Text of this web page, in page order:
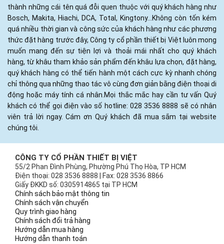
thành những cái tên quá đỗi quen thuộc với quý khách hàng như
Bosch, Makita, Hiachi, DCA, Total, Kingtony...Không còn tốn kém
quá nhiều thời gian và công sức của khách hàng như các phương
thức đặt hàng trước đây, Công ty cổ phần thiết bị Việt luôn mong
muốn mang đến sự tiện lợi và thoải mái nhất cho quý khách
hàng, từ khâu tham khảo sản phẩm đến khâu lựa chọn, đặt hàng,
quý khách hàng có thể tiến hành một cách cực kỳ nhanh chóng
chỉ thông qua những thao tác vô cùng đơn giản bằng điện thoại di
động hoặc máy tính cá nhân.Mọi thắc mắc hay cần tư vấn Quý
khách có thể gọi điện vào số hotline: 028 3536 8888 sẽ có nhân
viên trả lời ngay. Cám ơn Quý khách đã mua sắm tại website
chúng tôi.
CÔNG TY CỔ PHẦN THIẾT BỊ VIỆT
55/2 Phan Đình Phùng, Phường Phú Thọ Hòa, TP HCM
Điện thoại: 028 3536 8888 | Fax: 028 3536 8866
Giấy ĐKKD số: 0305914865 tại TP HCM
Chính sách bảo mật thông tin
Chính sách vận chuyển
Quy trình giao hàng
Chính sách đổi trả hàng
Hướng dẫn mua hàng
Hướng dẫn thanh toán